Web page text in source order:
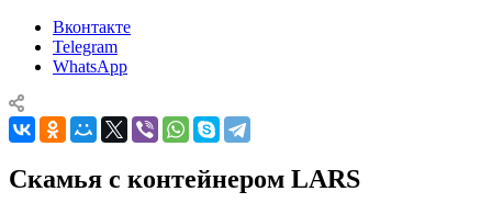
Вконтакте
Telegram
WhatsApp
Скамья с контейнером LARS